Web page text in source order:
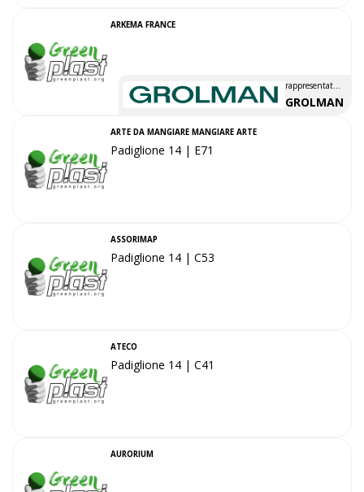
ARKEMA FRANCE
rappresentato
da
GROLMAN
ARTE DA MANGIARE MANGIARE ARTE
Padiglione 14 | E71
ASSORIMAP
Padiglione 14 | C53
ATECO
Padiglione 14 | C41
AURORIUM